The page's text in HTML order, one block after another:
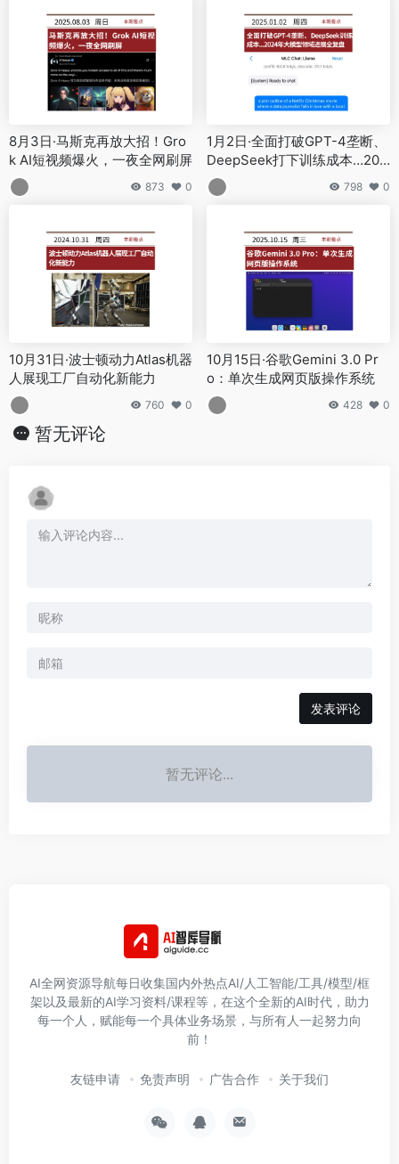
8月3日·马斯克再放大招！Gro
k AI短视频爆火，一夜全网刷屏
873 0
1月2日·全面打破GPT-4垄断、
DeepSeek打下训练成本…202
4年大模型领域进展全复盘
798 0
10月31日·波士顿动力Atlas机器
人展现工厂自动化新能力
760 0
10月15日·谷歌Gemini 3.0 Pr
o：单次生成网页版操作系统
428 0
暂无评论
发表评论
暂无评论...
AI全网资源导航每日收集国内外热点AI/人工智能/工具/模型/框
架以及最新的AI学习资料/课程等，在这个全新的AI时代，助力
每一个人，赋能每一个具体业务场景，与所有人一起努力向
前！
友链申请 免责声明 广告合作 关于我们